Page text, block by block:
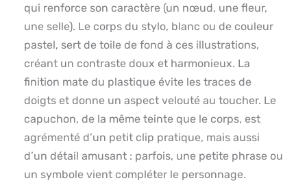
qui renforce son caractère (un nœud, une fleur,
une selle). Le corps du stylo, blanc ou de couleur
pastel, sert de toile de fond à ces illustrations,
créant un contraste doux et harmonieux. La
finition mate du plastique évite les traces de
doigts et donne un aspect velouté au toucher. Le
capuchon, de la même teinte que le corps, est
agrémenté d’un petit clip pratique, mais aussi
d’un détail amusant : parfois, une petite phrase ou
un symbole vient compléter le personnage.